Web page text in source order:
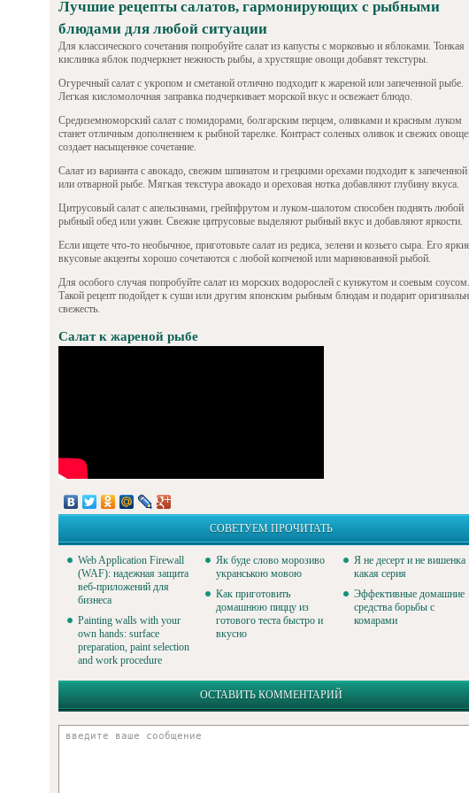
Лучшие рецепты салатов, гармонирующих с рыбными
блюдами для любой ситуации
Для классического сочетания попробуйте салат из капусты с морковью и яблоками. Тонкая
кислинка яблок подчеркнет нежность рыбы, а хрустящие овощи добавят текстуры.
Огуречный салат с укропом и сметаной отлично подходит к жареной или запеченной рыбе.
Легкая кисломолочная заправка подчеркивает морской вкус и освежает блюдо.
Средиземноморский салат с помидорами, болгарским перцем, оливками и красным луком
станет отличным дополнением к рыбной тарелке. Контраст соленых оливок и свежих
создает насыщенное сочетание.
Салат из варианта с авокадо, свежим шпинатом и грецкими орехами подходит к запеченной
или отварной рыбе. Мягкая текстура авокадо и ореховая нотка добавляют глубину вкуса.
Цитрусовый салат с апельсинами, грейпфрутом и луком-шалотом способен поднять любой
рыбный обед или ужин. Свежие цитрусовые выделяют рыбный вкус и добавляют яркости.
Если ищете что-то необычное, приготовьте салат из редиса, зелени и козьего сыра. Его
вкусовые акценты хорошо сочетаются с любой копченой или маринованной рыбой.
Для особого случая попробуйте салат из морских водорослей с кунжутом и соевым соусом.
Такой рецепт подойдет к суши или другим японским рыбным блюдам и подарит
свежесть.
Салат к жареной рыбе
СОВЕТУЕМ ПРОЧИТАТЬ
Web Application Firewall
(WAF): надежная защита
веб-приложений для
бизнеса
Painting walls with your
own hands: surface
preparation, paint selection
and work procedure
Як буде слово морозиво
укранською мовою
Как приготовить
домашнюю пиццу из
готового теста быстро и
вкусно
Я не десерт и не вишенка
какая серия
Эффективные домашние
средства борьбы с
комарами
ОСТАВИТЬ КОММЕНТАРИЙ